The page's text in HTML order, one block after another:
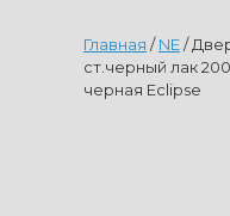
Главная /NE/
ст.черный лак
черная Eclipse